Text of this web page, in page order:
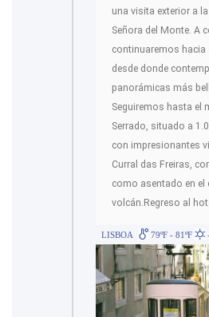
una visita exterior a
Señora del Monte. A
continuaremos hacia
desde donde
panorámicas más
Seguiremos hasta el
Serrado, situado a
con impresionantes
Curral das Freiras,
como asentado en el
volcán.Regreso al
LISBOA 79ºF - 81ºF